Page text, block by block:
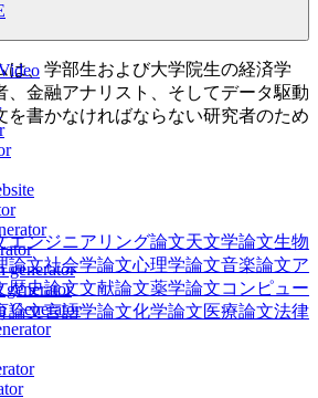
generator
Generator
は、学部生および大学院生の経済学
、金融アナリスト、そしてデータ駆動
を書かなければならない研究者のため
エンジニアリング論文天文学論文生物
論文社会学論文心理学論文音楽論文ア
歴史論文文献論文薬学論文コンピュー
論文言語学論文化学論文医療論文法律